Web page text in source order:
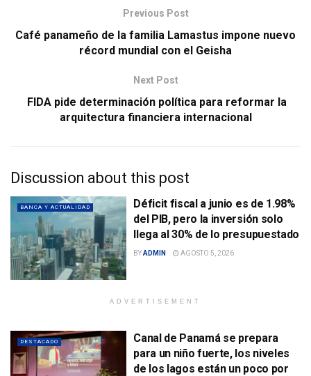
Previous Post
Café panameño de la familia Lamastus impone nuevo
récord mundial con el Geisha
Next Post
FIDA pide determinación política para reformar la
arquitectura financiera internacional
Discussion about this post
BANCA Y ACTUALIDAD
Déficit fiscal a junio es de 1.98%
del PIB, pero la inversión solo
llega al 30% de lo presupuestado
BYADMIN AGOSTO 5, 2026
ADVERTISEMENT
DESTACADO
Canal de Panamá se prepara
para un niño fuerte, los niveles
de los lagos están un poco por